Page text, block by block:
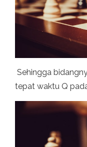
Sehingga
tepat waktu Q